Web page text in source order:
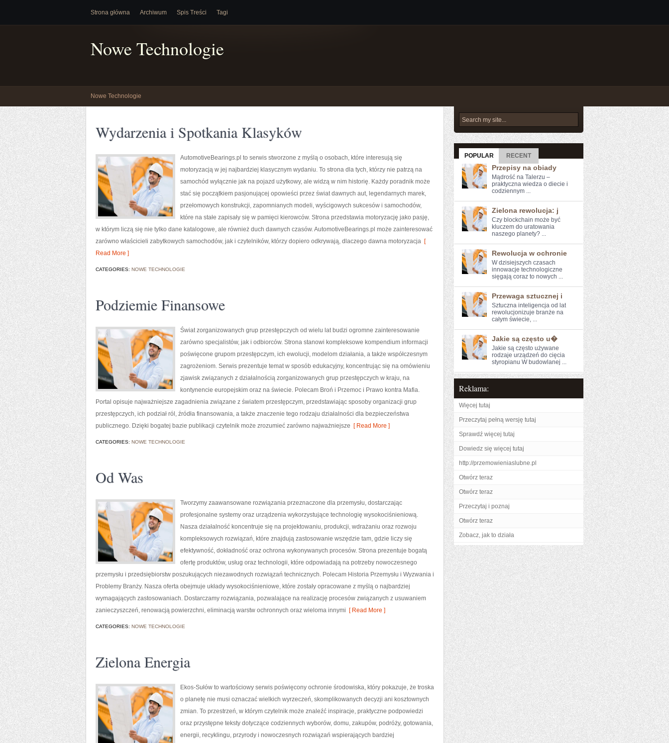
Strona główna Archiwum Spis Treści Tagi
Nowe Technologie
Nowe Technologie
Wydarzenia i Spotkania Klasyków
AutomotiveBearings.pl to serwis stworzone z myślą o osobach, które interesują się
motoryzacją w jej najbardziej klasycznym wydaniu. To strona dla tych, którzy nie patrzą na
samochód wyłącznie jak na pojazd użytkowy, ale widzą w nim historię. Każdy poradnik może
stać się początkiem pasjonującej opowieści przez świat dawnych aut, legendarnych marek,
przełomowych konstrukcji, zapomnianych modeli, wyścigowych sukcesów i samochodów,
które na stałe zapisały się w pamięci kierowców. Strona przedstawia motoryzację jako pasję,
w którym liczą się nie tylko dane katalogowe, ale również duch dawnych czasów. AutomotiveBearings.pl może zainteresować
zarówno właścicieli zabytkowych samochodów, jak i czytelników, którzy dopiero odkrywają, dlaczego dawna motoryzacja [
Read More ]
CATEGORIES: NOWE TECHNOLOGIE
Podziemie Finansowe
Świat zorganizowanych grup przestępczych od wielu lat budzi ogromne zainteresowanie
zarówno specjalistów, jak i odbiorców. Strona stanowi kompleksowe kompendium informacji
poświęcone grupom przestępczym, ich ewolucji, modelom działania, a także współczesnym
zagrożeniom. Serwis prezentuje temat w sposób edukacyjny, koncentrując się na omówieniu
zjawisk związanych z działalnością zorganizowanych grup przestępczych w kraju, na
kontynencie europejskim oraz na świecie. Polecam Broń i Przemoc i Prawo kontra Mafia.
Portal opisuje najważniejsze zagadnienia związane z światem przestępczym, przedstawiając sposoby organizacji grup
przestępczych, ich podział ról, źródła finansowania, a także znaczenie tego rodzaju działalności dla bezpieczeństwa
publicznego. Dzięki bogatej bazie publikacji czytelnik może zrozumieć zarówno najważniejsze [ Read More ]
CATEGORIES: NOWE TECHNOLOGIE
Od Was
Tworzymy zaawansowane rozwiązania przeznaczone dla przemysłu, dostarczając
profesjonalne systemy oraz urządzenia wykorzystujące technologię wysokociśnieniową.
Nasza działalność koncentruje się na projektowaniu, produkcji, wdrażaniu oraz rozwoju
kompleksowych rozwiązań, które znajdują zastosowanie wszędzie tam, gdzie liczy się
efektywność, dokładność oraz ochrona wykonywanych procesów. Strona prezentuje bogatą
ofertę produktów, usług oraz technologii, które odpowiadają na potrzeby nowoczesnego
przemysłu i przedsiębiorstw poszukujących niezawodnych rozwiązań technicznych. Polecam Historia Przemysłu i Wyzwania i
Problemy Branży. Nasza oferta obejmuje układy wysokociśnieniowe, które zostały opracowane z myślą o najbardziej
wymagających zastosowaniach. Dostarczamy rozwiązania, pozwalające na realizację procesów związanych z usuwaniem
zanieczyszczeń, renowacją powierzchni, eliminacją warstw ochronnych oraz wieloma innymi [ Read More ]
CATEGORIES: NOWE TECHNOLOGIE
Zielona Energia
Ekos-Sułów to wartościowy serwis poświęcony ochronie środowiska, który pokazuje, że troska
o planetę nie musi oznaczać wielkich wyrzeczeń, skomplikowanych decyzji ani kosztownych
zmian. To przestrzeń, w którym czytelnik może znaleźć inspiracje, praktyczne podpowiedzi
oraz przystępne teksty dotyczące codziennych wyborów, domu, zakupów, podróży, gotowania,
energii, recyklingu, przyrody i nowoczesnych rozwiązań wspierających bardziej
POPULAR RECENT
Przepisy na obiady
Mądrość na Talerzu –
praktyczna wiedza o diecie i
codziennym ...
Zielona rewolucja: j
Czy blockchain może być
kluczem do uratowania
naszego ⁣planety? ...
Rewolucja w ochronie
W dzisiejszych czasach‍
innowacje technologiczne
sięgają coraz to nowych ...
Przewaga sztucznej i
Sztuczna inteligencja od lat
rewolucjonizuje ⁢branże na
całym świecie, ...
Jakie są często u�
Jakie są często używane
rodzaje urządzeń do cięcia
styropianu W budowlanej ...
Reklama:
Więcej tutaj
Przeczytaj pełną wersję tutaj
Sprawdź więcej tutaj
Dowiedz się więcej tutaj
http://przemowieniaslubne.pl
Otwórz teraz
Otwórz teraz
Przeczytaj i poznaj
Otwórz teraz
Zobacz, jak to działa